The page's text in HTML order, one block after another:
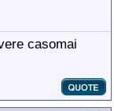
casomai